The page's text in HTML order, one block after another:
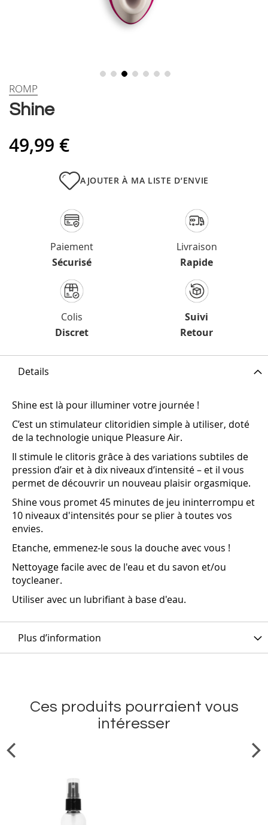
Skip
the
the
Shine
ROMP
49,99 €
AJOUTER À MA LISTE D’ENVIE
Paiement
Sécurisé
Livraison
Rapide
Colis
Discret
Suivi
Retour
Details
Shine est là pour illuminer votre journée !
C’est un stimulateur clitoridien simple à utiliser, doté
de la technologie unique Pleasure Air.
Il stimule le clitoris grâce à des variations subtiles de
pression d’air et à dix niveaux d’intensité – et il vous
permet de découvrir un nouveau plaisir orgasmique.
Shine vous promet 45 minutes de jeu ininterrompu et
10 niveaux d'intensités pour se plier à toutes vos
envies.
Etanche, emmenez-le sous la douche avec vous !
Nettoyage facile avec de l'eau et du savon et/ou
toycleaner.
Utiliser avec un lubrifiant à base d'eau.
Plus d’information
Ces produits pourraient vous
intéresser